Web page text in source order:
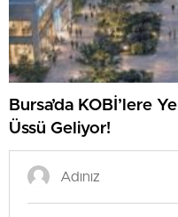
Bursa’da KOBİ’lere
Üssü Geliyor!